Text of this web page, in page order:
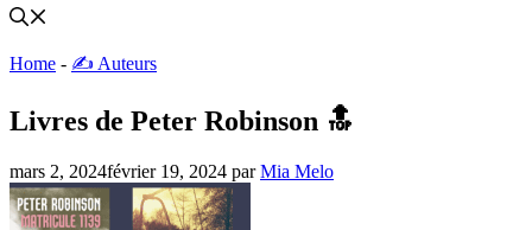
Home - ✍️ Auteurs
Livres de Peter Robinson 🔝
mars 2, 2024février 19, 2024 parMia Melo